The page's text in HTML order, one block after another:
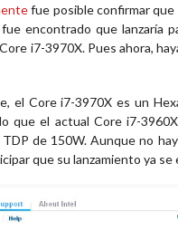
fue posible confirmar que
encontrado que lanzaría
i7-3970X. Pues ahora,
el Core i7-3970X es un
que el actual Core i7-
de 150W. Aunque no
que su lanzamiento ya